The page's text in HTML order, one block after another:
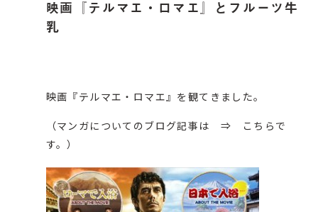
映画『テルマエ・ロマエ』とフルーツ牛
乳
映画『テルマエ・ロマエ』を観てきました。
（マンガについてのブログ記事は ⇒ こちら で
す。）